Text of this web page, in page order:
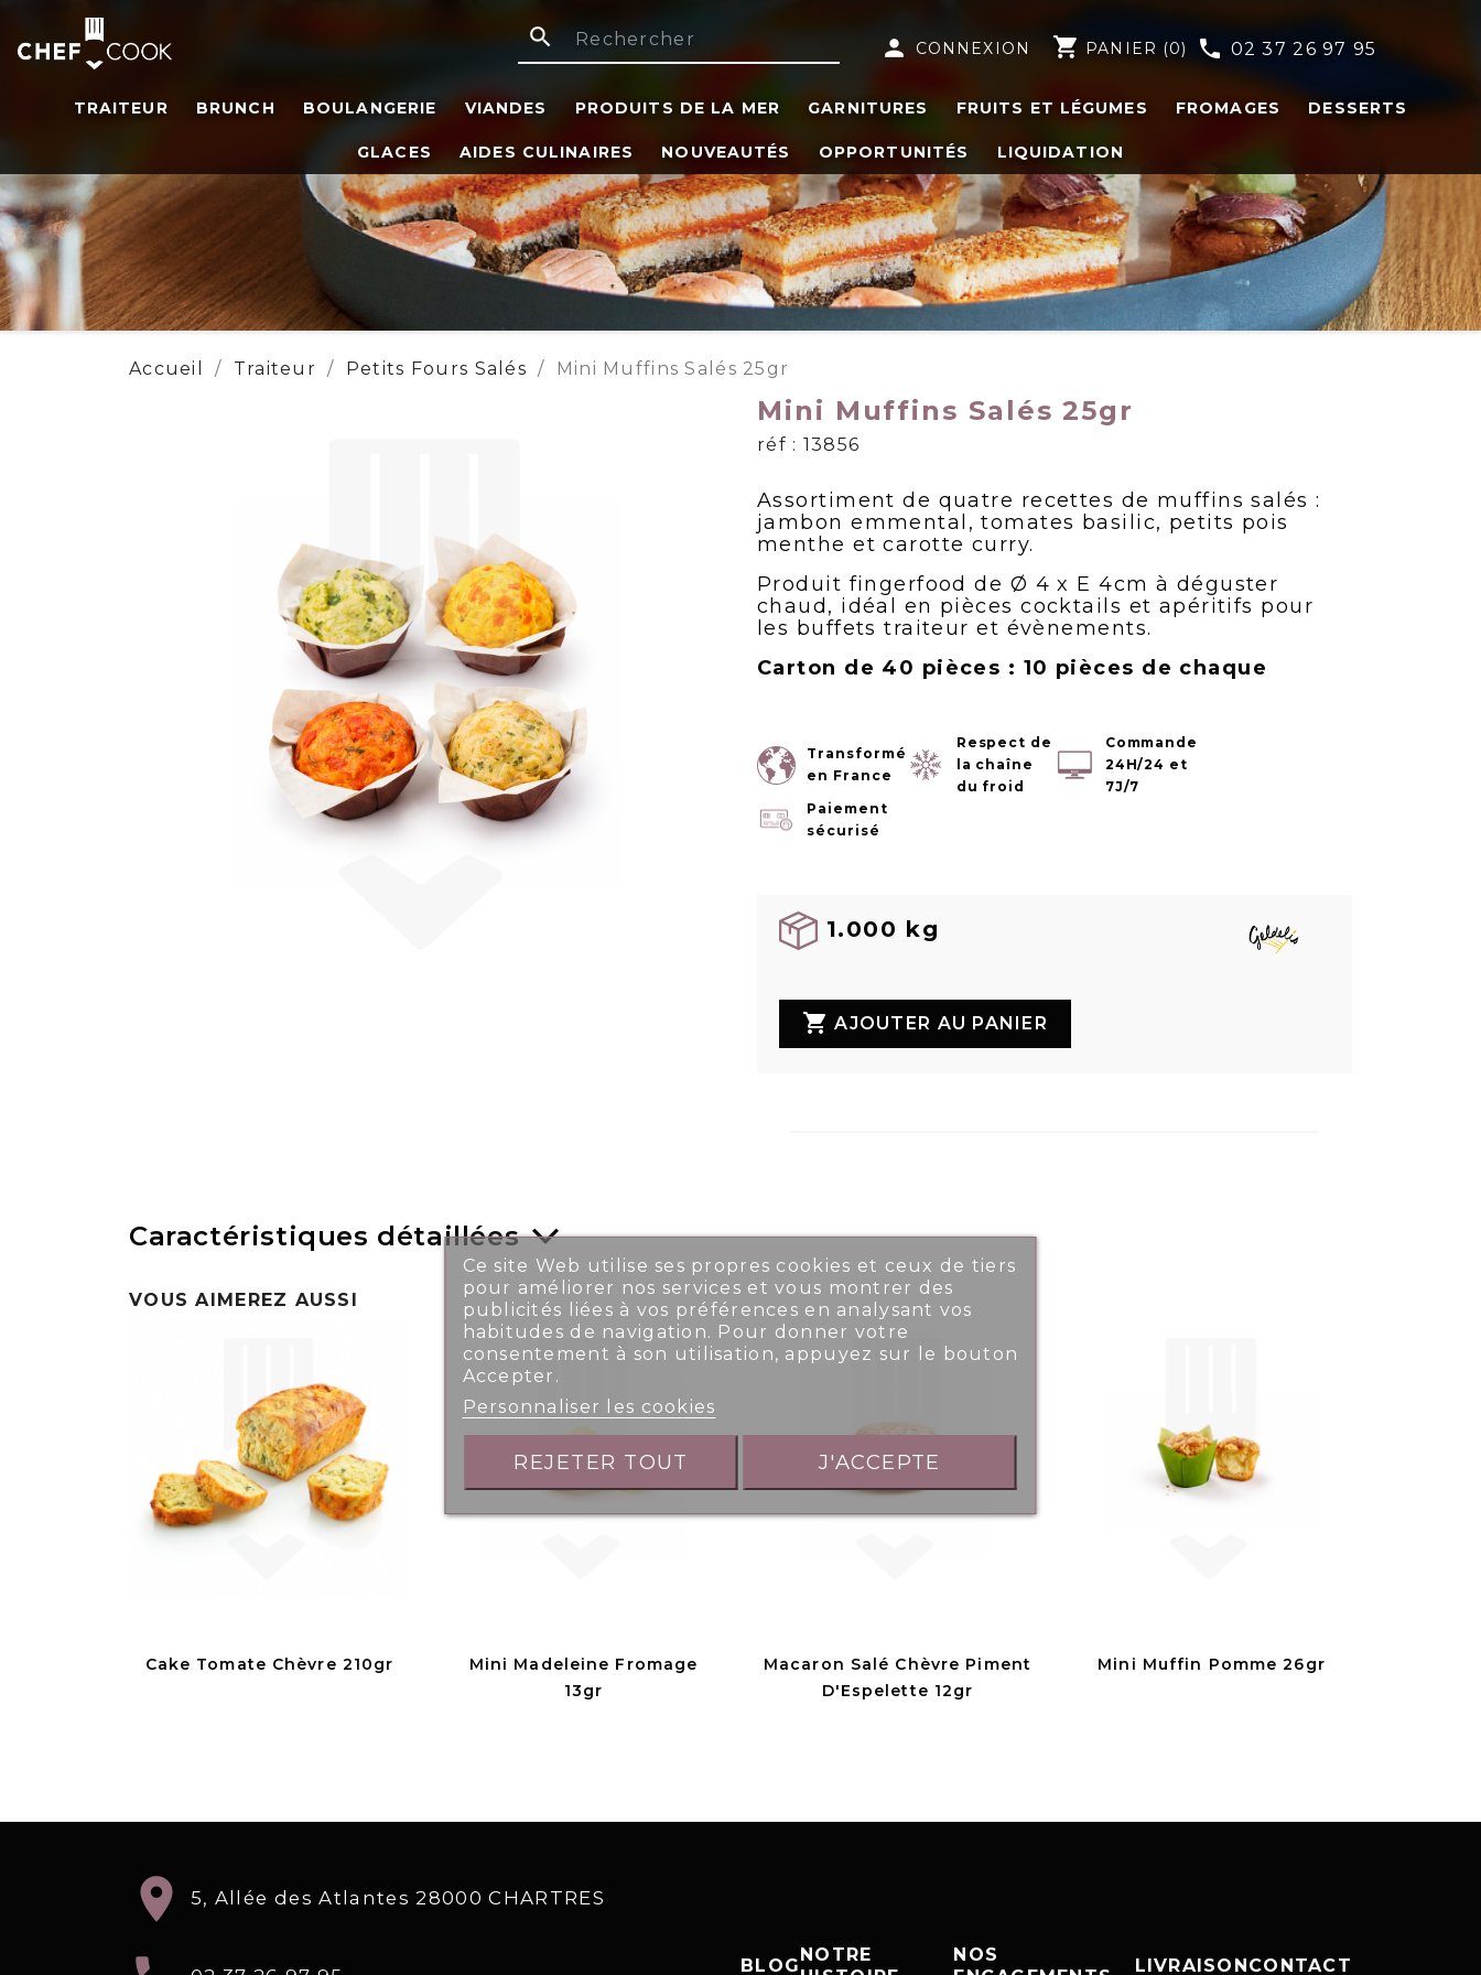
search person CONNEXION shopping_cart PANIER (0) phone 02 37 26 97 95
TRAITEUR BRUNCH BOULANGERIE VIANDES PRODUITS DE LA MER GARNITURES FRUITS ET LÉGUMES FROMAGES DESSERTS
GLACES AIDES CULINAIRES NOUVEAUTÉS OPPORTUNITÉS LIQUIDATION
Accueil Traiteur Petits Fours Salés Mini Muffins Salés 25gr
Mini Muffins Salés 25gr
réf : 13856
Assortiment de quatre recettes de muffins salés :
jambon emmental, tomates basilic, petits pois
menthe et carotte curry.
Produit fingerfood de Ø 4 x E 4cm à déguster
chaud, idéal en pièces cocktails et apéritifs pour
les buffets traiteur et évènements.
Carton de 40 pièces : 10 pièces de chaque
Transformé
en France
Respect de
la chaîne
du froid
Commande
24H/24 et
7J/7
Paiement
sécurisé
1.000 kg
 AJOUTER AU PANIER
Caractéristiques détaillées
VOUS AIMEREZ AUSSI
Cake Tomate Chèvre 210gr
Mini Madeleine Fromage
13gr
Macaron Salé Chèvre Piment
D'Espelette 12gr
Mini Muffin Pomme 26gr
location_on 5, Allée des Atlantes 28000 CHARTRES
BLOG
NOTRE
NOS
LIVRAISONCONTACT
Ce site Web utilise ses propres cookies et ceux de tiers
pour améliorer nos services et vous montrer des
publicités liées à vos préférences en analysant vos
habitudes de navigation. Pour donner votre
consentement à son utilisation, appuyez sur le bouton
Accepter.
Personnaliser les cookies
REJETER TOUT J'ACCEPTE